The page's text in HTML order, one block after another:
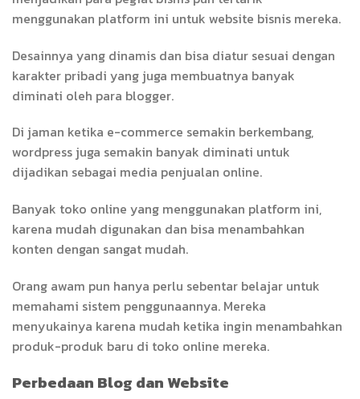
menggunakan platform ini untuk website bisnis mereka.
Desainnya yang dinamis dan bisa diatur sesuai dengan
karakter pribadi yang juga membuatnya banyak
diminati oleh para blogger.
Di jaman ketika e-commerce semakin berkembang,
wordpress juga semakin banyak diminati untuk
dijadikan sebagai media penjualan online.
Banyak toko online yang menggunakan platform ini,
karena mudah digunakan dan bisa menambahkan
konten dengan sangat mudah.
Orang awam pun hanya perlu sebentar belajar untuk
memahami sistem penggunaannya. Mereka
menyukainya karena mudah ketika ingin menambahkan
produk-produk baru di toko online mereka.
Perbedaan Blog dan Website